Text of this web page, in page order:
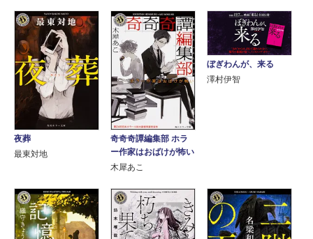
夜葬
最東対地
奇奇奇譚編集部 ホラ
ー作家はおばけが怖い
木犀あこ
ぼぎわんが、来る
澤村伊智